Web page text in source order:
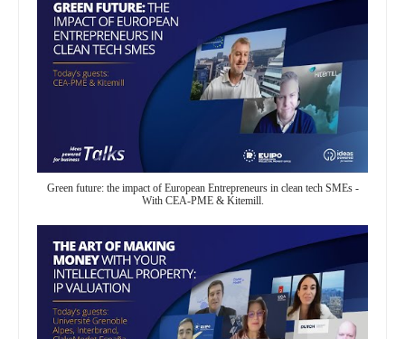
Green future: the impact of European Entrepreneurs in clean tech SMEs -
With CEA-PME & Kitemill.